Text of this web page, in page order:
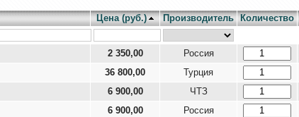
Цена (руб.) Производитель Количество
2 350,00 Россия
36 800,00 Турция
6 900,00 ЧТЗ
6 900,00 Россия